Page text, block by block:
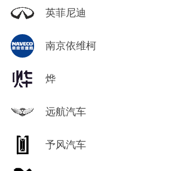
英菲尼迪
南京依维柯
烨
远航汽车
予风汽车